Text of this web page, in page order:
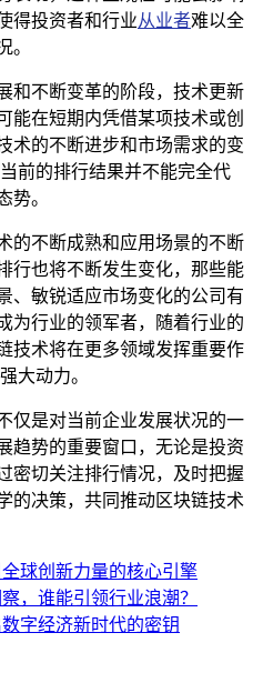
得投资者和行业从业者难以全
。
和不断变革的阶段，技术更新
能在短期内凭借某项技术或创
术的不断进步和市场需求的变
前的排行结果并不能完全代
势。
的不断成熟和应用场景的不断
行也将不断发生变化，那些能
、敏锐适应市场变化的公司有
为行业的领军者，随着行业的
技术将在更多领域发挥重要作
大动力。
仅是对当前企业发展状况的一
趋势的重要窗口，无论是投资
密切关注排行情况，及时把握
的决策，共同推动区块链技术
球创新力量的核心引擎
，谁能引领行业浪潮？
字经济新时代的密钥